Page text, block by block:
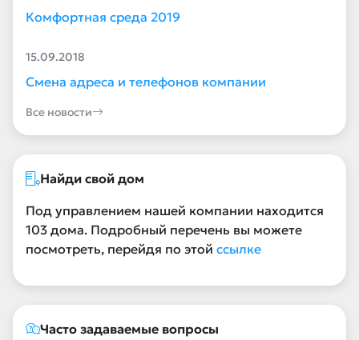
Комфортная среда 2019
15.09.2018
Смена адреса и телефонов компании
Все новости
Найди свой дом
Под управлением нашей компании находится
103 дома. Подробный перечень вы можете
посмотреть, перейдя по этой ссылке
Часто задаваемые вопросы